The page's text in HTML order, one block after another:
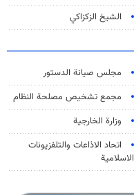
الشيخ الزكزاكي
مجلس صيانة الدستور
مجمع تشخيص مصلحة النظام
وزارة الخارجية
اتحاد الاذاعات والتلفزيونات
الاسلامية